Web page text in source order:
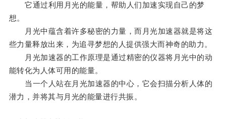
它通过利用月光的能量，帮助人们加速实现自己的梦
想。
月光中蕴含着许多秘密的力量，而月光加速器就是将这
些力量释放出来，为追寻梦想的人提供强大而神奇的助力。
月光加速器的工作原理是通过精密的仪器将月光中的动
能转化为人体可用的能量。
当一个人站在月光加速器的中心，它会扫描分析人体的
潜力，并将其与月光的能量进行共振。